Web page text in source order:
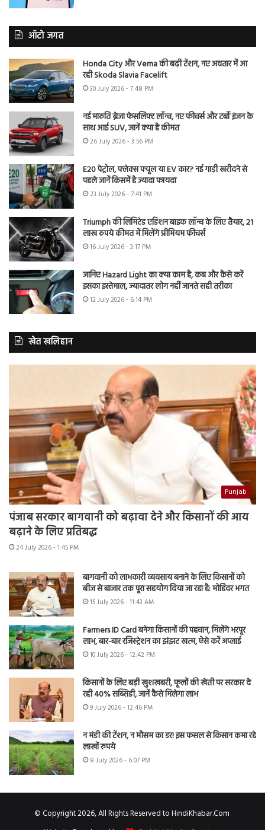
ऑटो जगत
Honda City और Verna की बढ़ी टेंशन, नए अवतार में आ
रही Skoda Slavia Facelift
30 July 2026 - 7:48 PM
नई मारुति ब्रेजा फेसलिफ्ट लॉन्च, नए फीचर्स और टर्बो इंजन के
साथ आई SUV, जानें क्या है कीमत
26 July 2026 - 3:56 PM
E20 पेट्रोल, फ्लेक्स फ्यूल या EV कार? नई गाड़ी खरीदने से
पहले जानें किसमें है ज्यादा फायदा
23 July 2026 - 7:41 PM
Triumph की लिमिटेड एडिशन बाइक लॉन्च के लिए तैयार, 21
लाख रुपये कीमत में मिलेंगे प्रीमियम फीचर्स
16 July 2026 - 3:17 PM
जानिए Hazard Light का क्या काम है, कब और कैसे करें
इसका इस्तेमाल, ज्यादातर लोग नहीं जानते सही तरीका
12 July 2026 - 6:14 PM
खेत खलिहान
Punjab
पंजाब सरकार बागवानी को बढ़ावा देने और किसानों की आय
बढ़ाने के लिए प्रतिबद्ध
24 July 2026 - 1:45 PM
बागवानी को लाभकारी व्यवसाय बनाने के लिए किसानों को
बीज से बाजार तक पूरा सहयोग दिया जा रहा है: मोहिंदर भगत
15 July 2026 - 11:43 AM
Farmers ID Card बनेगा किसानों की पहचान, मिलेंगे भरपूर
लाभ, बार-बार रजिस्ट्रेशन का झंझट खत्म, ऐसे करें अप्लाई
10 July 2026 - 12:42 PM
किसानों के लिए बड़ी खुशखबरी, फूलों की खेती पर सरकार दे
रही 40% सब्सिडी, जानें कैसे मिलेगा लाभ
9 July 2026 - 12:46 PM
न मंडी की टेंशन, न मौसम का डर! इस फसल से किसान कमा रहे
लाखों रुपये
8 July 2026 - 6:07 PM
© Copyright 2026, All Rights Reserved to HindiKhabar.Com